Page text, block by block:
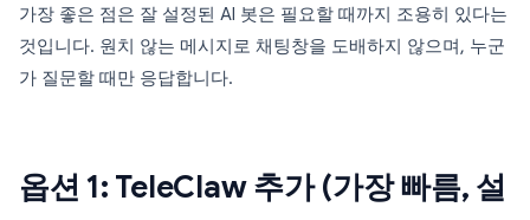
가장 좋은 점은 잘 설정된 AI 봇은 필요할 때까지 조용히 있다는
것입니다. 원치 않는 메시지로 채팅창을 도배하지 않으며, 누군
가 질문할 때만 응답합니다.
옵션 1: TeleClaw 추가 (가장 빠름, 설